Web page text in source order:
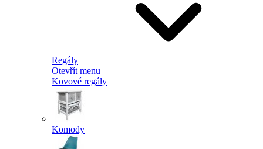
Regály
Otevřít menu
Kovové regály
Komody